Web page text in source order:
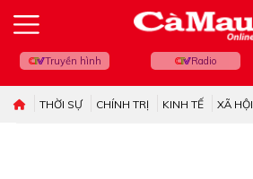
Truyền hình Radio
THỜI SỰ CHÍNH TRỊ KINH TẾ XÃ HỘI